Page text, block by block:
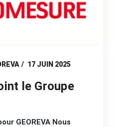
17 JUIN 2025
le Groupe
GEOREVA Nous